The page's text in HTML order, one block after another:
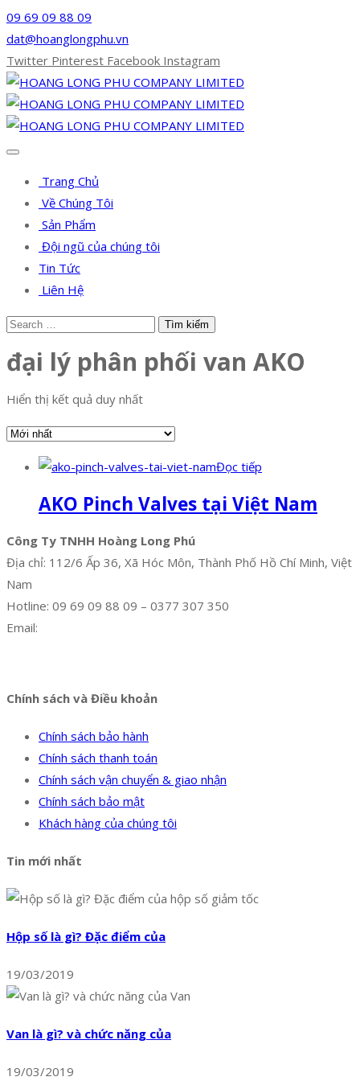
09 69 09 88 09
dat@hoanglongphu.vn
Twitter Pinterest Facebook Instagram
Trang Chủ
Về Chúng Tôi
Sản Phẩm
Đội ngũ của chúng tôi
Tin Tức
Liên Hệ
đại lý phân phối van AKO
Hiển thị kết quả duy nhất
Đọc tiếp
AKO Pinch Valves tại Việt Nam
Công Ty TNHH Hoàng Long Phú
Địa chỉ: 112/6 Ấp 36, Xã Hóc Môn, Thành Phố Hồ Chí Minh, Việt
Nam
Hotline: 09 69 09 88 09 – 0377 307 350
Email:
Chính sách và Điều khoản
Chính sách bảo hành
Chính sách thanh toán
Chính sách vận chuyển & giao nhận
Chính sách bảo mật
Khách hàng của chúng tôi
Tin mới nhất
Hộp số là gì? Đặc điểm của
19/03/2019
Van là gì? và chức năng của
19/03/2019